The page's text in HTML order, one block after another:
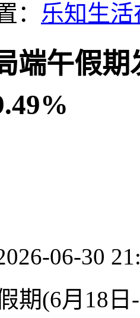
： 乐知生活
端午假期
06-30
期(6月18